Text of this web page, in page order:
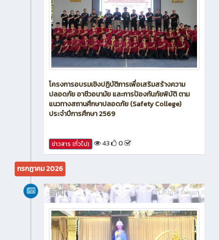
โครงการอบรมเชิงปฏิบัติการเพื่อเสริมสร้างความ
ปลอดภัย อาชีวอนามัย และการป้องกันภัยพิบัติ ตาม
แนวทางสถานศึกษาปลอดภัย (Safety College)
ประจำปีการศึกษา 2569
ข่าวสาร (ทั่วไป) 43 0
กรกฎาคม 2026
1 สัปดาห์ ที่ผ่านมา
新闻